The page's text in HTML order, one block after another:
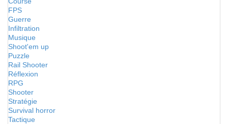
FPS
Guerre
Infiltration
Musique
Shoot'em up
Puzzle
Rail Shooter
Réflexion
RPG
Shooter
Stratégie
Survival horror
Tactique